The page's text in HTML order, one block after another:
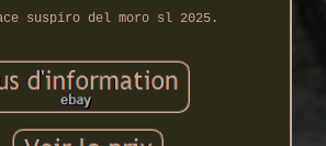
suspiro del moro sl 2025.